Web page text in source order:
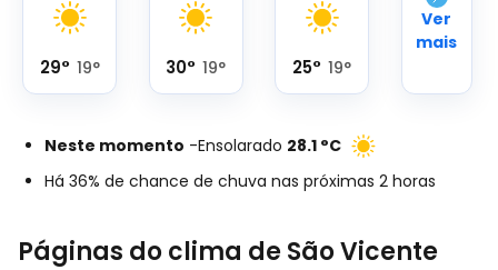
29° 19° 30° 19° 25° 19°
Ver
mais
Neste momento -Ensolarado 28.1 °C
Há 36% de chance de chuva nas próximas 2 horas
Páginas do clima de São Vicente